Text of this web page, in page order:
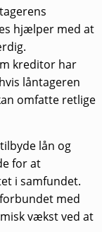
hjælper med at
kreditor har
låntageren
omfatte retlige
lån og
for at
i samfundet.
med
vækst ved at